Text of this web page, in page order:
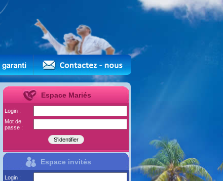
Espace Mariés
Login :
Mot de
passe :
Espace invités
Login :